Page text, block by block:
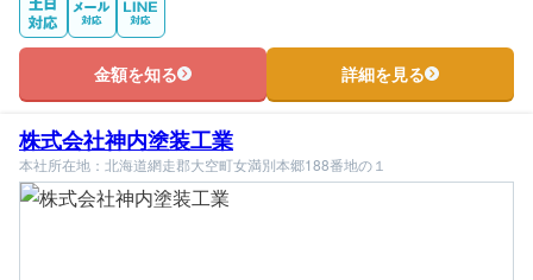
金額を知る 詳細を見る
株式会社神内塗装工業
本社所在地：北海道網走郡大空町女満別本郷188番地の１